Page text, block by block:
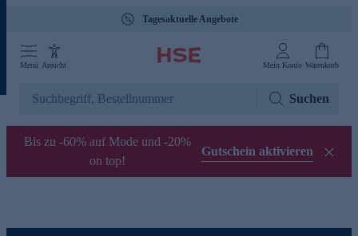
Tagesaktuelle Angebote
Menü Ansicht Mein Konto Warenkorb
Suchen
Bis zu -60% auf Mode und -20%
on top!
Gutschein aktivieren